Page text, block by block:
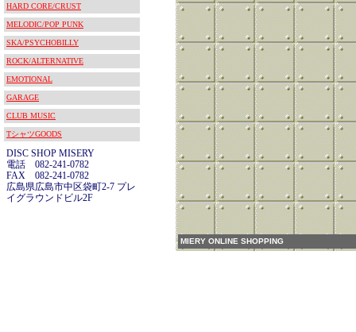
HARD CORE/CRUST
MELODIC/POP PUNK
SKA/PSYCHOBILLY
ROCK/ALTERNATIVE
EMOTIONAL
GARAGE
CLUB MUSIC
TシャツGOODS
DISC SHOP MISERY
電話 082-241-0782
FAX 082-241-0782
広島県広島市中区袋町2-7 プレ
イグラウンドビル2F
MIERY ONLINE SHOPPING